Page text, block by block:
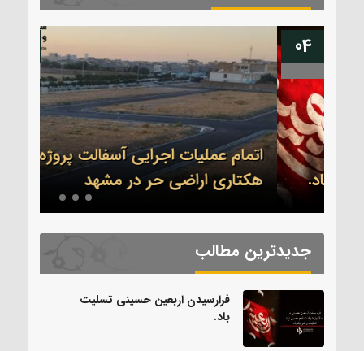
13
اتمام عملیات اجرایی آسفالت پروژه ۳۲
هکتاری اراضی حر در مشهد
جدیدترین مطالب
فرارسیدن اربعین حسینی تسلیت
باد.